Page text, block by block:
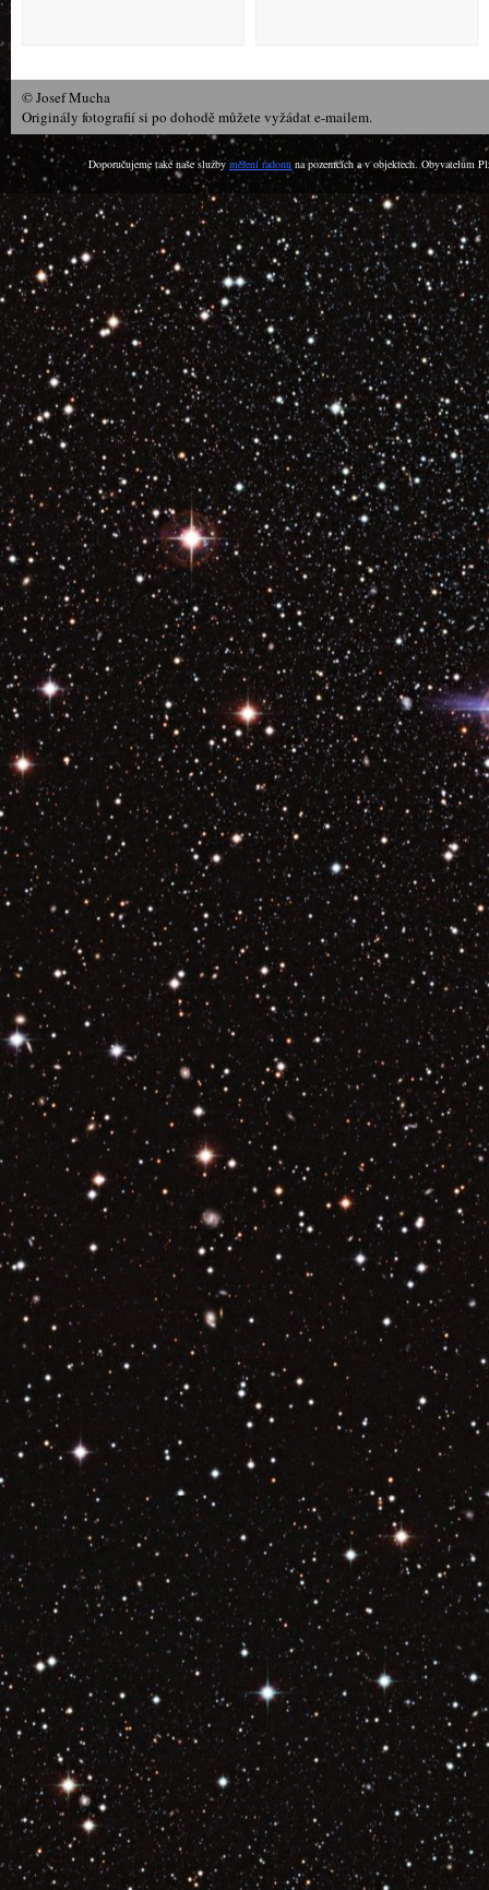
© Josef Mucha
Originály fotografií si po dohodě můžete vyžádat e-mailem.
Doporučujeme také naše služby měření radonu na pozemcích a v objektech. Obyvatelům